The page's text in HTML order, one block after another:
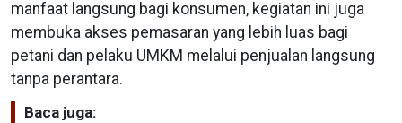
manfaat langsung bagi konsumen, kegiatan ini juga
membuka akses pemasaran yang lebih luas bagi
petani dan pelaku UMKM melalui penjualan langsung
tanpa perantara.
Baca juga: